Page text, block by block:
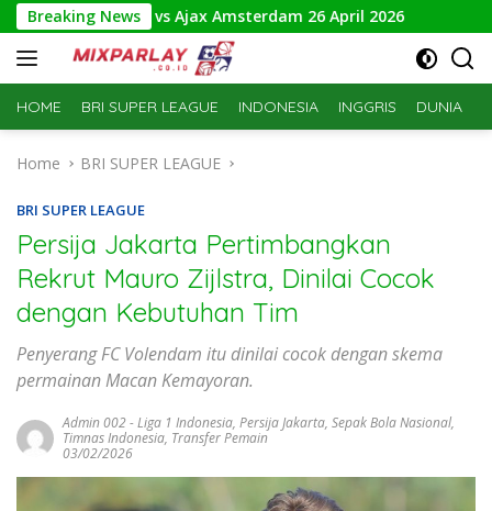
Skip
to
content
Breaking News
NAC Breda vs Ajax Amsterdam 26 April 2026
HOME BRI SUPER LEAGUE INDONESIA INGGRIS DUNIA
Home BRI SUPER LEAGUE
BRI SUPER LEAGUE
Persija Jakarta Pertimbangkan
Rekrut Mauro Zijlstra, Dinilai Cocok
dengan Kebutuhan Tim
Penyerang FC Volendam itu dinilai cocok dengan skema
permainan Macan Kemayoran.
Admin 002-Liga 1 Indonesia, Persija Jakarta, Sepak Bola Nasional,
Timnas Indonesia, Transfer Pemain
03/02/2026